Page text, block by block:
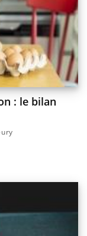
: le bilan